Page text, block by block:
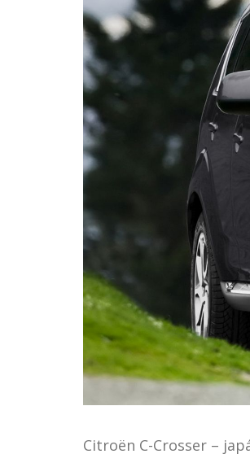
Citroën C-Crosser –